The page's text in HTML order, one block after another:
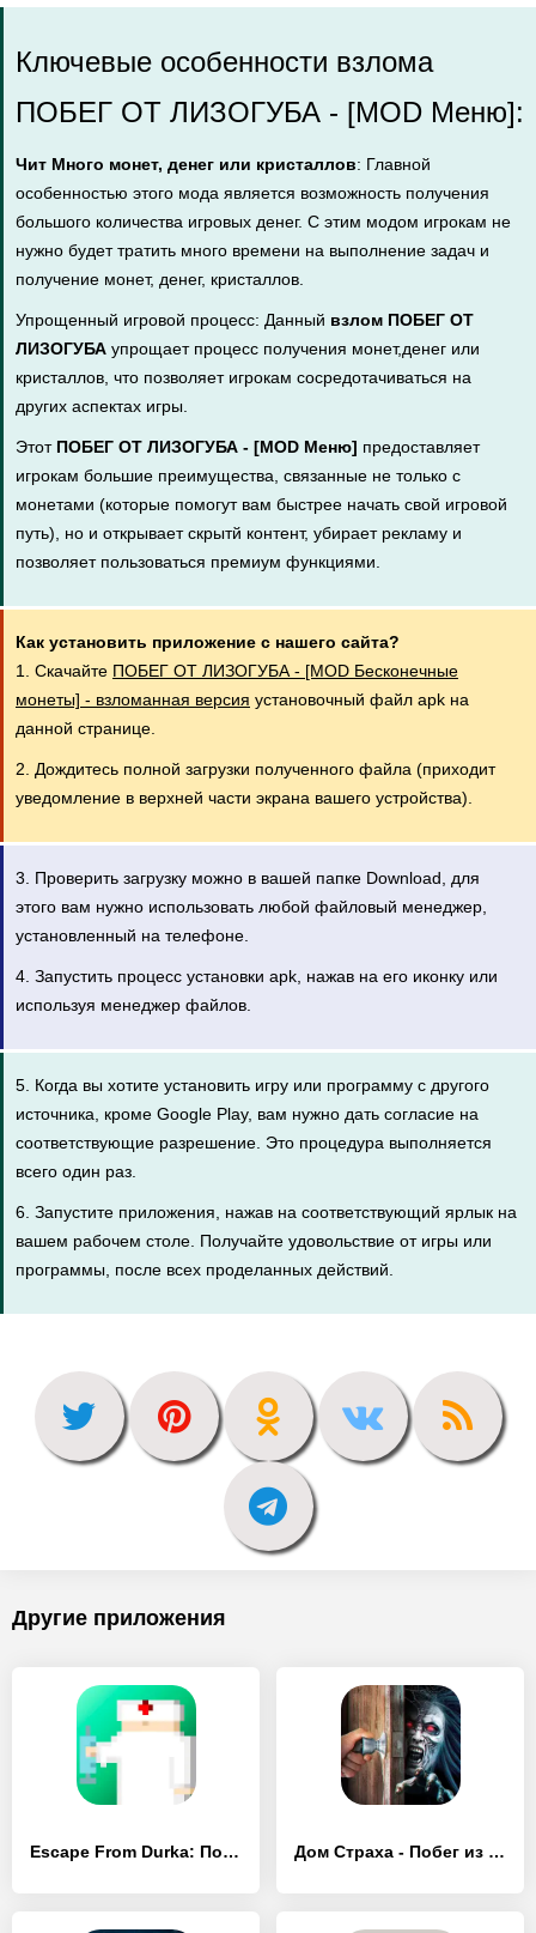
Ключевые особенности взлома
ПОБЕГ ОТ ЛИЗОГУБА - [MOD Меню]:
Чит Много монет, денег или кристаллов: Главной
особенностью этого мода является возможность получения
большого количества игровых денег. С этим модом игрокам не
нужно будет тратить много времени на выполнение задач и
получение монет, денег, кристаллов.
Упрощенный игровой процесс: Данный взлом ПОБЕГ ОТ
ЛИЗОГУБА упрощает процесс получения монет,денег или
кристаллов, что позволяет игрокам сосредотачиваться на
других аспектах игры.
Этот ПОБЕГ ОТ ЛИЗОГУБА - [MOD Меню] предоставляет
игрокам большие преимущества, связанные не только с
монетами (которые помогут вам быстрее начать свой игровой
путь), но и открывает скрытй контент, убирает рекламу и
позволяет пользоваться премиум функциями.
Как установить приложение с нашего сайта?
1. Скачайте ПОБЕГ ОТ ЛИЗОГУБА - [MOD Бесконечные
монеты] - взломанная версия установочный файл apk на
данной странице.
2. Дождитесь полной загрузки полученного файла (приходит
уведомление в верхней части экрана вашего устройства).
3. Проверить загрузку можно в вашей папке Download, для
этого вам нужно использовать любой файловый менеджер,
установленный на телефоне.
4. Запустить процесс установки apk, нажав на его иконку или
используя менеджер файлов.
5. Когда вы хотите установить игру или программу с другого
источника, кроме Google Play, вам нужно дать согласие на
соответствующие разрешение. Это процедура выполняется
всего один раз.
6. Запустите приложения, нажав на соответствующий ярлык на
вашем рабочем столе. Получайте удовольствие от игры или
программы, после всех проделанных действий.
Другие приложения
Escape From Durka: Побег из ду - [MOD Бесконечные монеты] Дом Страха - Побег из Комнаты - [MOD Бесконечные деньги]